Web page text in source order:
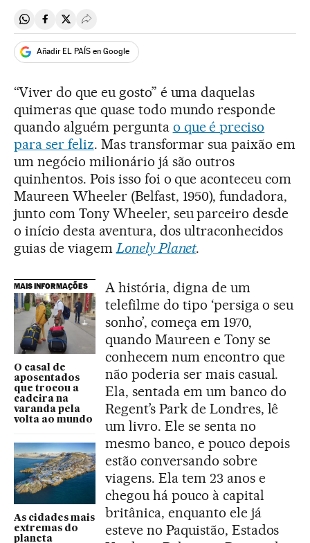
Compartir en Whatsapp
Compartir en Facebook
Compartir en Twitter
Desplegar Redes Sociales
Añadir EL PAÍS en Google
“Viver do que eu gosto” é uma daquelas
quimeras que quase todo mundo responde
quando alguém pergunta o que é preciso
para ser feliz. Mas transformar sua paixão em
um negócio milionário já são outros
quinhentos. Pois isso foi o que aconteceu com
Maureen Wheeler (Belfast, 1950), fundadora,
junto com Tony Wheeler, seu parceiro desde
o início desta aventura, dos ultraconhecidos
guias de viagem Lonely Planet.
MAIS INFORMAÇÕES
O casal de
aposentados
que trocou a
cadeira na
varanda pela
volta ao mundo
As cidades mais
extremas do
planeta
A história, digna de um
telefilme do tipo ‘persiga o seu
sonho’, começa em 1970,
quando Maureen e Tony se
conhecem num encontro que
não poderia ser mais casual.
Ela, sentada em um banco do
Regent’s Park de Londres, lê
um livro. Ele se senta no
mesmo banco, e pouco depois
estão conversando sobre
viagens. Ela tem 23 anos e
chegou há pouco à capital
britânica, enquanto ele já
esteve no Paquistão, Estados